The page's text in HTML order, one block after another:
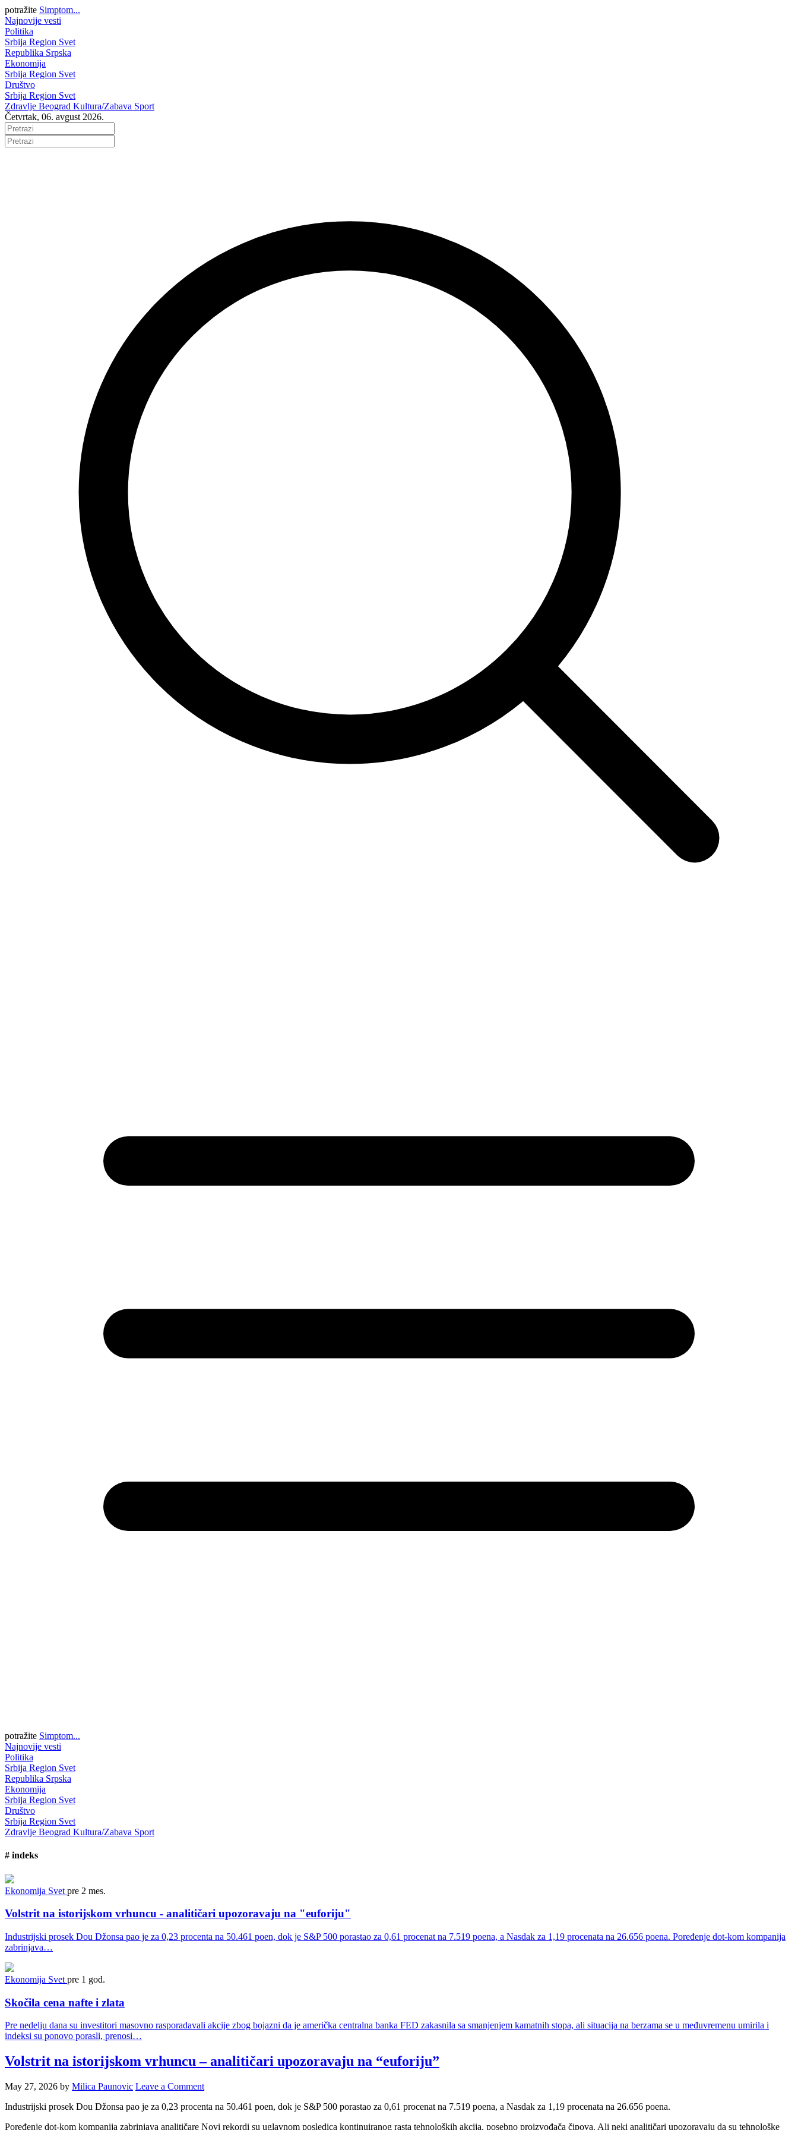
potražite Simptom...
Najnovije vesti
Politika
Srbija Region Svet
Republika Srpska
Ekonomija
Srbija Region Svet
Društvo
Srbija Region Svet
Zdravlje Beograd Kultura/Zabava Sport
Četvrtak, 06. avgust 2026.
potražite Simptom...
Najnovije vesti
Politika
Srbija Region Svet
Republika Srpska
Ekonomija
Srbija Region Svet
Društvo
Srbija Region Svet
Zdravlje Beograd Kultura/Zabava Sport
# indeks
Ekonomija Svet pre 2 mes.
Volstrit na istorijskom vrhuncu - analitičari upozoravaju na "euforiju"
Industrijski prosek Dou Džonsa pao je za 0,23 procenta na 50.461 poen, dok je S&P 500 porastao za 0,61 procenat na 7.519 poena, a Nasdak za 1,19 procenata na 26.656 poena. Poređenje dot-kom kompanija
zabrinjava…
Ekonomija Svet pre 1 god.
Skočila cena nafte i zlata
Pre nedelju dana su investitori masovno rasporadavali akcije zbog bojazni da je američka centralna banka FED zakasnila sa smanjenjem kamatnih stopa, ali situacija na berzama se u međuvremenu umirila i
indeksi su ponovo porasli, prenosi…
Volstrit na istorijskom vrhuncu – analitičari upozoravaju na “euforiju”
May 27, 2026 by Milica Paunovic Leave a Comment
Industrijski prosek Dou Džonsa pao je za 0,23 procenta na 50.461 poen, dok je S&P 500 porastao za 0,61 procenat na 7.519 poena, a Nasdak za 1,19 procenata na 26.656 poena.
Poređenje dot-kom kompanija zabrinjava analitičare Novi rekordi su uglavnom posledica kontinuiranog rasta tehnoloških akcija, posebno proizvođača čipova. Ali neki analitičari upozoravaju da su tehnološke